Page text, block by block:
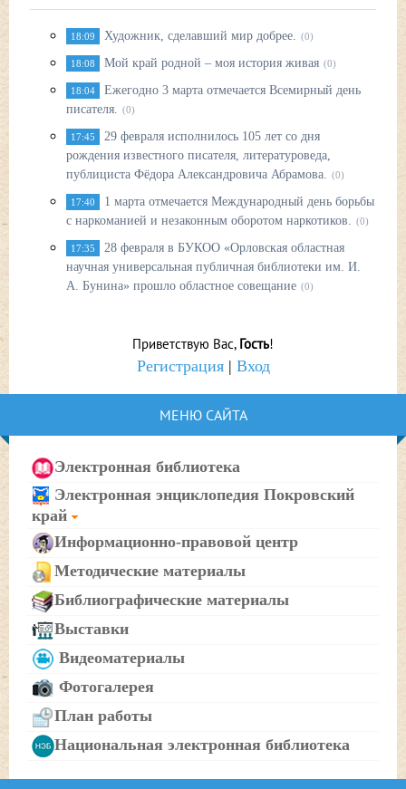
18:09 Художник, сделавший мир добрее. (0)
18:08 Мой край родной – моя история живая (0)
18:04
Ежегодно 3 марта отмечается Всемирный день
писателя. (0)
17:45
29 февраля исполнилось 105 лет со дня
рождения известного писателя, литературоведа,
публициста Фёдора Александровича Абрамова. (0)
17:40
1 марта отмечается Международный день борьбы
с наркоманией и незаконным оборотом наркотиков. (0)
17:35
28 февраля в БУКОО «Орловская областная
научная универсальная публичная библиотеки им. И.
А. Бунина» прошло областное совещание (0)
Приветствую Вас, Гость!
Регистрация| Вход
МЕНЮ САЙТА
Электронная библиотека
Электронная энциклопедия Покровский
край
Информационно-правовой центр
Методические материалы
Библиографические материалы
Выставки
Видеоматериалы
Фотогалерея
План работы
Национальная электронная библиотека